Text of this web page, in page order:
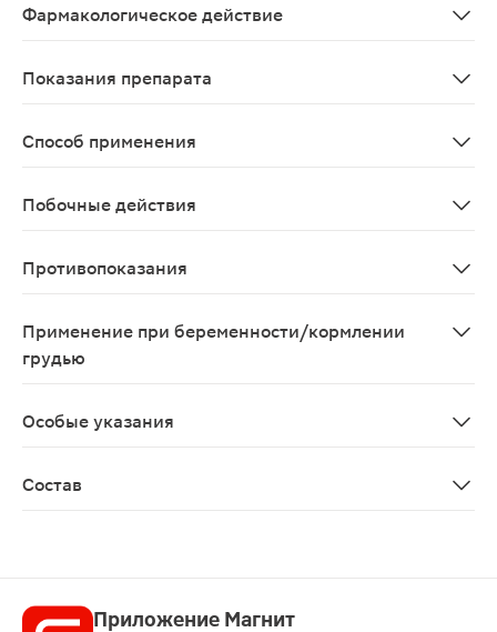
Фармакологическое действие
Показания препарата
Способ применения
Побочные действия
Противопоказания
Применение при беременности/кормлении
грудью
Особые указания
Состав
Приложение Магнит